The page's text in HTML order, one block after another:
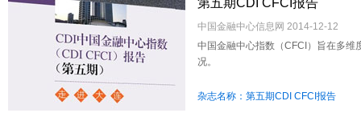
第五期CDI CFCI报告
中国金融中心信息网 2014-12-12
中国金融中心指数（CFCI）旨在多维
况。
杂志名称：第五期CDI CFCI报告